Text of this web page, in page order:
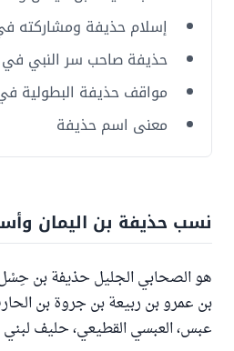
إسلام حذيفة ومشاركته
حذيفة صاحب سر النبي في
مواقف حذيفة البطولية
معنى اسم حذيفة
نسب حذيفة بن اليمان
هو الصحابي الجليل حذيفة بن
بن عمرو بن ربيعة بن جروة بن
عبس، العبسي القطيعي، حليف لبني